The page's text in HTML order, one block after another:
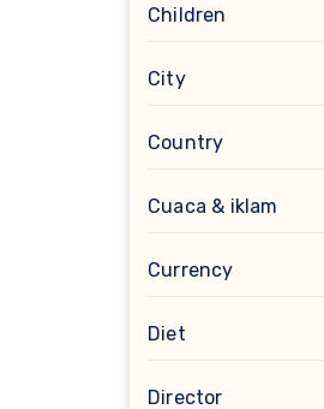
Children
City
Country
Cuaca & iklam
Currency
Diet
Director